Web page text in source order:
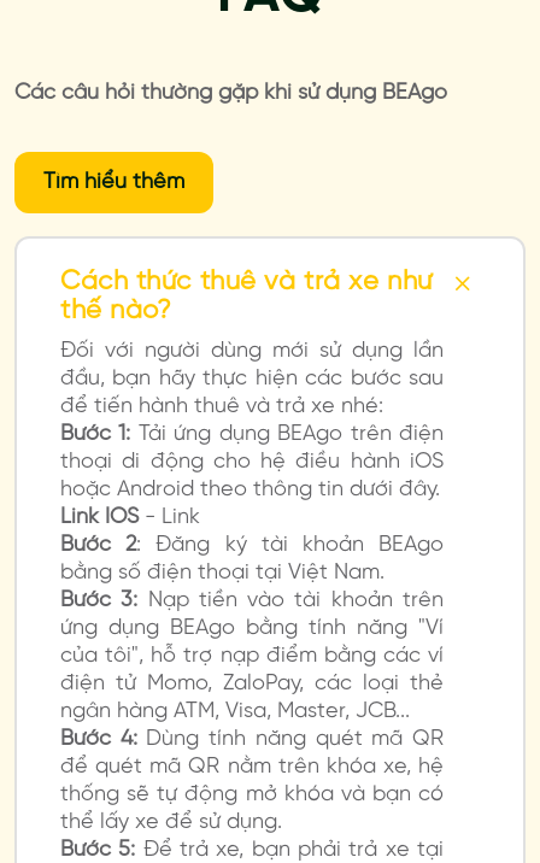
Các câu hỏi thường gặp khi sử dụng BEAgo
Tìm hiểu thêm
Cách thức thuê và trả xe như
thế nào?
Đối với người dùng mới sử dụng lần
đầu, bạn hãy thực hiện các bước sau
để tiến hành thuê và trả xe nhé:
Bước 1: Tải ứng dụng BEAgo trên điện
thoại di động cho hệ điều hành iOS
hoặc Android theo thông tin dưới đây.
Link IOS- Link
Bước 2: Đăng ký tài khoản BEAgo
bằng số điện thoại tại Việt Nam.
Bước 3: Nạp tiền vào tài khoản trên
ứng dụng BEAgo bằng tính năng "Ví
của tôi", hỗ trợ nạp điểm bằng các ví
điện tử Momo, ZaloPay, các loại thẻ
ngân hàng ATM, Visa, Master, JCB...
Bước 4:Dùng tính năng quét mã QR
để quét mã QR nằm trên khóa xe, hệ
thống sẽ tự động mở khóa và bạn có
thể lấy xe để sử dụng.
Bước 5: Để trả xe, bạn phải trả xe tại